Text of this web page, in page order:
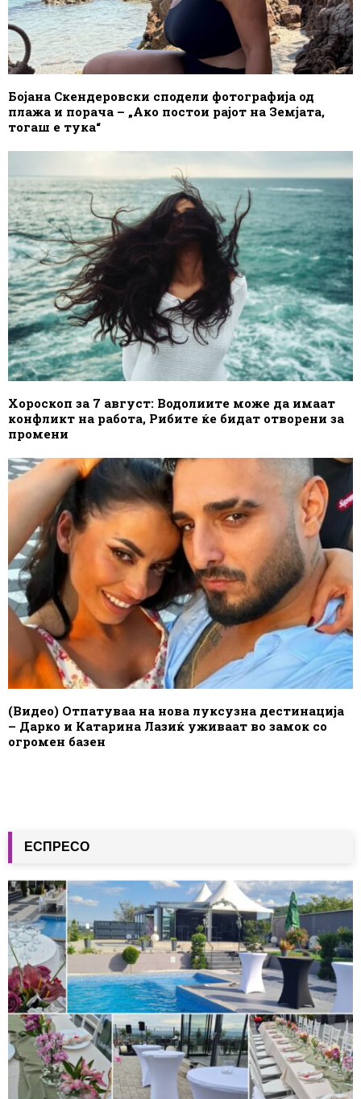
Бојана Скендеровски сподели фотографија од
плажа и порача – „Ако постои рајот на Земјата,
тогаш е тука“
Хороскоп за 7 август: Водолиите може да имаат
конфликт на работа, Рибите ќе бидат отворени за
промени
(Видео) Отпатуваа на нова луксузна дестинација
– Дарко и Катарина Лазиќ уживаат во замок со
огромен базен
ЕСПРЕСО